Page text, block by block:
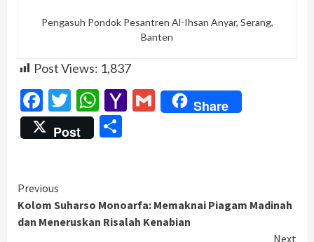
Pengasuh Pondok Pesantren Al-Ihsan Anyar, Serang,
Banten
Post Views: 1,837
Facebook
Twitter
WhatsApp
YahooGmailShare
Post
Continue
Reading
Previous
Kolom Suharso Monoarfa: Memaknai Piagam Madinah
dan Meneruskan Risalah Kenabian
Next